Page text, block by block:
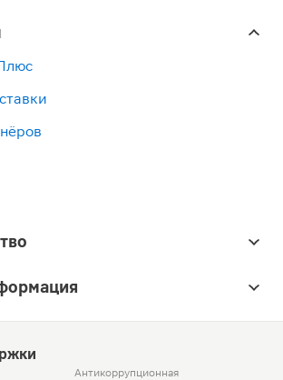
Антикоррупционная